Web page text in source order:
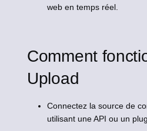
web en temps réel.
Comment
Upload
Connectez la source de
utilisant une API ou un